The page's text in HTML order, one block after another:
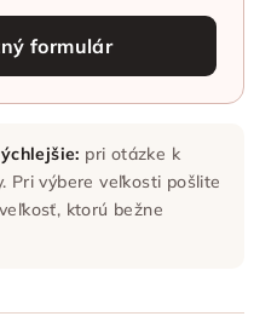
formulár
pri otázke k
Pri výbere veľkosti pošlite
ktorú bežne